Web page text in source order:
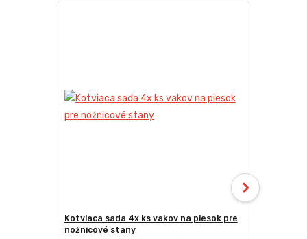
Kotviaca sada 4x ks vakov na piesok pre
nožnicové stany